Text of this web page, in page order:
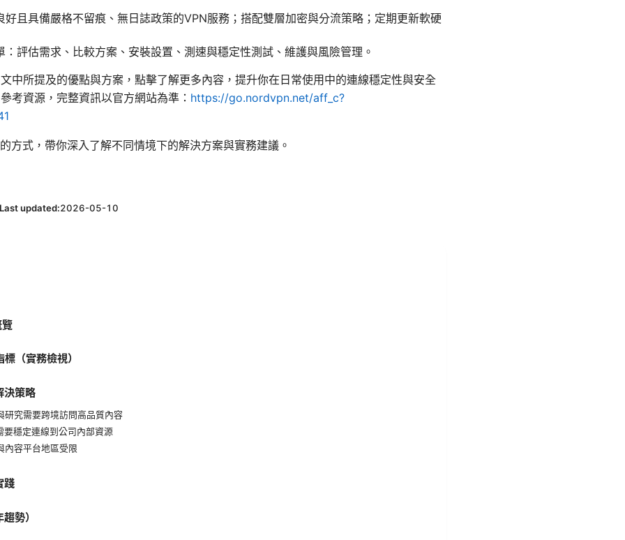
好且具備嚴格不留痕、無日誌政策的VPN服務；搭配雙層加密與分流策略；定期更新軟硬
評估需求、比較方案、安裝設置、測速與穩定性測試、維護與風險管理。
中所提及的優點與方案，點擊了解更多內容，提升你在日常使用中的連線穩定性與安全
考資源，完整資訊以官方網站為準： https://go.nordvpn.net/aff_c?
方式，帶你深入了解不同情境下的解決方案與實務建議。
Last updated:2026-05-10
（實務檢視）
決策略
研究需要跨境訪問高品質內容
要穩定連線到公司內部資源
內容平台地區受限
踐
勢）